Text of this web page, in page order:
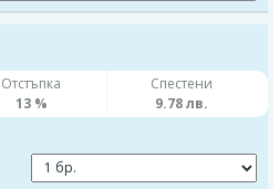
Отстъпка
13 %
Спестени
9.78 лв.